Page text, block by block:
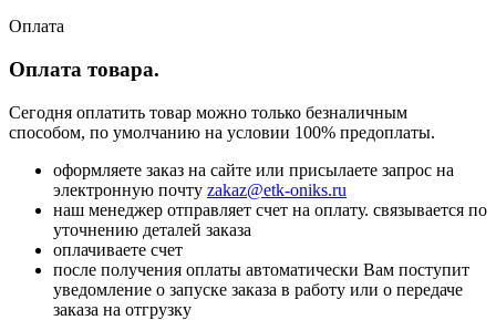
Оплата
Оплата товара.
Сегодня оплатить товар можно только безналичным
способом, по умолчанию на условии 100% предоплаты.
оформляете заказ на сайте или присылаете запрос на
электронную почту zakaz@etk-oniks.ru
наш менеджер отправляет счет на оплату. связывается по
уточнению деталей заказа
оплачиваете счет
после получения оплаты автоматически Вам поступит
уведомление о запуске заказа в работу или о передаче
заказа на отгрузку